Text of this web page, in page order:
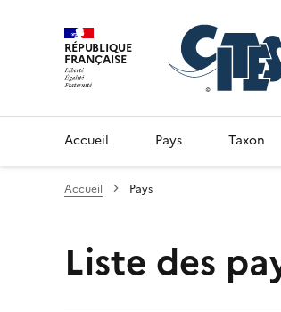
RÉPUBLIQUE
FRANÇAISE
Accueil Pays Taxon
Accueil Pays
Liste des